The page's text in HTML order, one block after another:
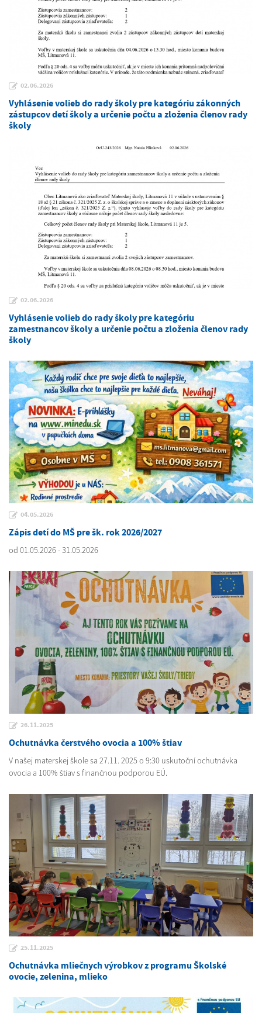
02.06.2026
Vyhlásenie volieb do rady školy pre kategóriu zákonných
zástupcov detí školy a určenie počtu a zloženia členov rady
školy
02.06.2026
Vyhlásenie volieb do rady školy pre kategóriu
zamestnancov školy a určenie počtu a zloženia členov rady
školy
04.05.2026
Zápis detí do MŠ pre šk. rok 2026/2027
od 01.05.2026 - 31.05.2026
26.11.2025
Ochutnávka čerstvého ovocia a 100% štiav
V našej materskej škole sa 27.11. 2025 o 9:30 uskutoční ochutnávka
ovocia a 100% štiav s finančnou podporou EÚ.
25.11.2025
Ochutnávka mliečnych výrobkov z programu Školské
ovocie, zelenina, mlieko